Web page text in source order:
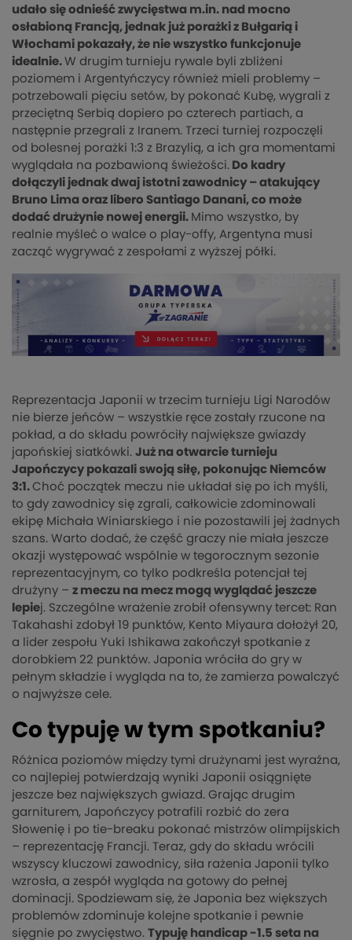
udało się odnieść zwycięstwa m.in. nad mocno
osłabioną Francją, jednak już porażki z Bułgarią i
Włochami pokazały, że nie wszystko funkcjonuje
idealnie. W drugim turnieju rywale byli zbliżeni
poziomem i Argentyńczycy również mieli problemy –
potrzebowali pięciu setów, by pokonać Kubę, wygrali z
przeciętną Serbią dopiero po czterech partiach, a
następnie przegrali z Iranem. Trzeci turniej rozpoczęli
od bolesnej porażki 1:3 z Brazylią, a ich gra momentami
wyglądała na pozbawioną świeżości. Do kadry
dołączyli jednak dwaj istotni zawodnicy – atakujący
Bruno Lima oraz libero Santiago Danani, co może
dodać drużynie nowej energii. Mimo wszystko, by
realnie myśleć o walce o play-offy, Argentyna musi
zacząć wygrywać z zespołami z wyższej półki.
Reprezentacja Japonii w trzecim turnieju Ligi Narodów
nie bierze jeńców – wszystkie ręce zostały rzucone na
pokład, a do składu powróciły największe gwiazdy
japońskiej siatkówki. Już na otwarcie turnieju
Japończycy pokazali swoją siłę, pokonując Niemców
3:1. Choć początek meczu nie układał się po ich myśli,
to gdy zawodnicy się zgrali, całkowicie zdominowali
ekipę Michała Winiarskiego i nie pozostawili jej żadnych
szans. Warto dodać, że część graczy nie miała jeszcze
okazji występować wspólnie w tegorocznym sezonie
reprezentacyjnym, co tylko podkreśla potencjał tej
drużyny – z meczu na mecz mogą wyglądać jeszcze
lepiej. Szczególne wrażenie zrobił ofensywny tercet: Ran
Takahashi zdobył 19 punktów, Kento Miyaura dołożył 20,
a lider zespołu Yuki Ishikawa zakończył spotkanie z
dorobkiem 22 punktów. Japonia wróciła do gry w
pełnym składzie i wygląda na to, że zamierza powalczyć
o najwyższe cele.
Co typuję w tym spotkaniu?
Różnica poziomów między tymi drużynami jest wyraźna,
co najlepiej potwierdzają wyniki Japonii osiągnięte
jeszcze bez największych gwiazd. Grając drugim
garniturem, Japończycy potrafili rozbić do zera
Słowenię i po tie-breaku pokonać mistrzów olimpijskich
– reprezentację Francji. Teraz, gdy do składu wrócili
wszyscy kluczowi zawodnicy, siła rażenia Japonii tylko
wzrosła, a zespół wygląda na gotowy do pełnej
dominacji. Spodziewam się, że Japonia bez większych
problemów zdominuje kolejne spotkanie i pewnie
sięgnie po zwycięstwo. Typuję handicap -1.5 seta na